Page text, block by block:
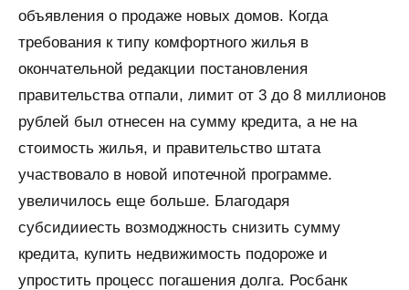
объявления о продаже новых домов. Когда
требования к типу комфортного жилья в
окончательной редакции постановления
правительства отпали, лимит от 3 до 8 миллионов
рублей был отнесен на сумму кредита, а не на
стоимость жилья, и правительство штата
участвовало в новой ипотечной программе.
увеличилось еще больше. Благодаря
субсидииесть возмоджность снизить сумму
кредита, купить недвижимость подороже и
упростить процесс погашения долга. Росбанк